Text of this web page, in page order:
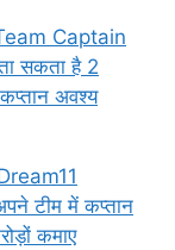
Captain
सकता है 2
अवश्य
टीम में कप्तान
कमाए